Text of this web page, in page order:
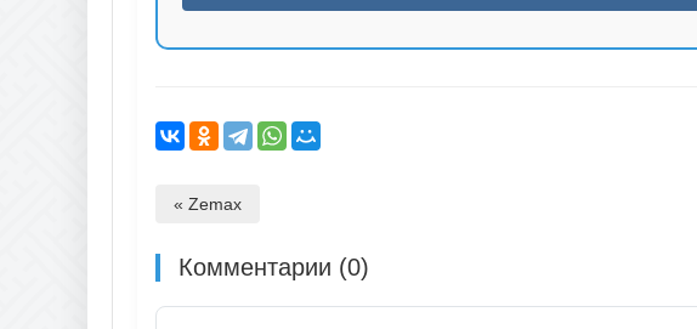
« Zemax
Комментарии (0)